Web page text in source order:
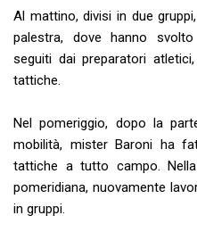
Al mattino, divisi in due
palestra, dove hanno svolto
seguiti dai preparatori
tattiche.
Nel pomeriggio, dopo la
mobilità, mister Baroni ha
tattiche a tutto campo.
pomeridiana, nuovamente
in gruppi.